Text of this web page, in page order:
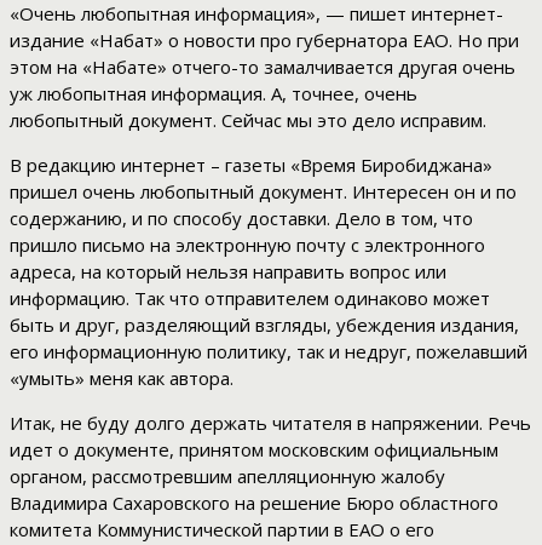
«Очень любопытная информация», — пишет интернет-
издание «Набат» о новости про губернатора ЕАО. Но при
этом на «Набате» отчего-то замалчивается другая очень
уж любопытная информация. А, точнее, очень
любопытный документ. Сейчас мы это дело исправим.
В редакцию интернет – газеты «Время Биробиджана»
пришел очень любопытный документ. Интересен он и по
содержанию, и по способу доставки. Дело в том, что
пришло письмо на электронную почту с электронного
адреса, на который нельзя направить вопрос или
информацию. Так что отправителем одинаково может
быть и друг, разделяющий взгляды, убеждения издания,
его информационную политику, так и недруг, пожелавший
«умыть» меня как автора.
Итак, не буду долго держать читателя в напряжении. Речь
идет о документе, принятом московским официальным
органом, рассмотревшим апелляционную жалобу
Владимира Сахаровского на решение Бюро областного
комитета Коммунистической партии в ЕАО о его